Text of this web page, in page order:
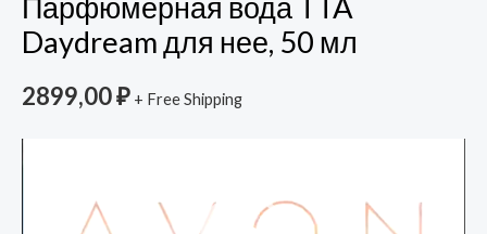
Daydream для нее, 50 мл
2899,00₽ + Free Shipping